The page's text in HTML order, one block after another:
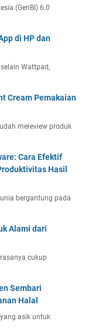
(GenBI) 6.0
di HP dan
Wattpad,
Cream Pemakaian
mereview produk
Cara Efektif
Hasil
bergantung pada
Alami dari
cukup
Sembari
Halal
asik untuk